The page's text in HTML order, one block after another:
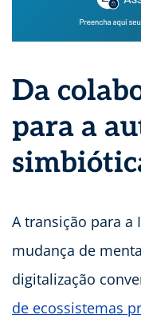
Da
para a
A transição para a
mudança de
digitalização
de ecossistemas